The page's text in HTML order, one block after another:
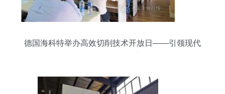
德国海科特举办高效切削技术开放日——引领现代